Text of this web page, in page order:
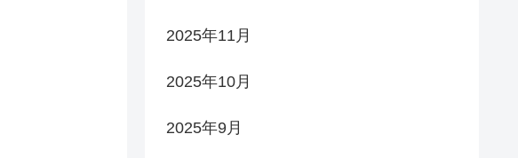
2025年11月
2025年10月
2025年9月